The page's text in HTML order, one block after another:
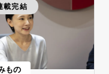
載完結
もの